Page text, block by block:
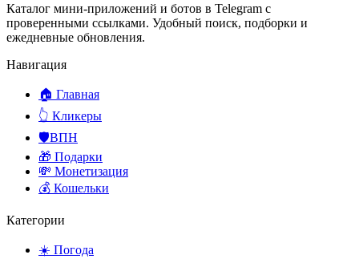
Каталог мини-приложений и ботов в Telegram с
проверенными ссылками. Удобный поиск, подборки и
ежедневные обновления.
Навигация
🏠 Главная
👆 Кликеры
🛡️ВПН
🎁 Подарки
💸 Монетизация
💰 Кошельки
Категории
☀️ Погода